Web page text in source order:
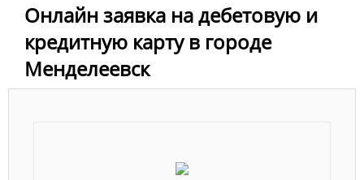
Онлайн заявка на дебетовую и
кредитную карту в городе
Менделеевск